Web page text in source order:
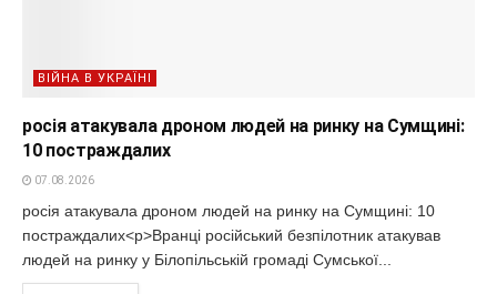
ВІЙНА В УКРАЇНІ
росія атакувала дроном людей на ринку на Сумщині:
10 постраждалих
07.08.2026
росія атакувала дроном людей на ринку на Сумщині: 10
постраждалих<p>Вранці російський безпілотник атакував
людей на ринку у Білопільській громаді Сумської...